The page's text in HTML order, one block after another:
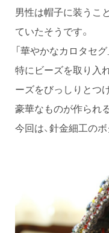
男性は帽子に装うこ
ていたそうです。
「華やかなカロタセ
特にビーズを取り入
ーズをびっしりとつ
豪華なものが作られ
今回は、針金細工の